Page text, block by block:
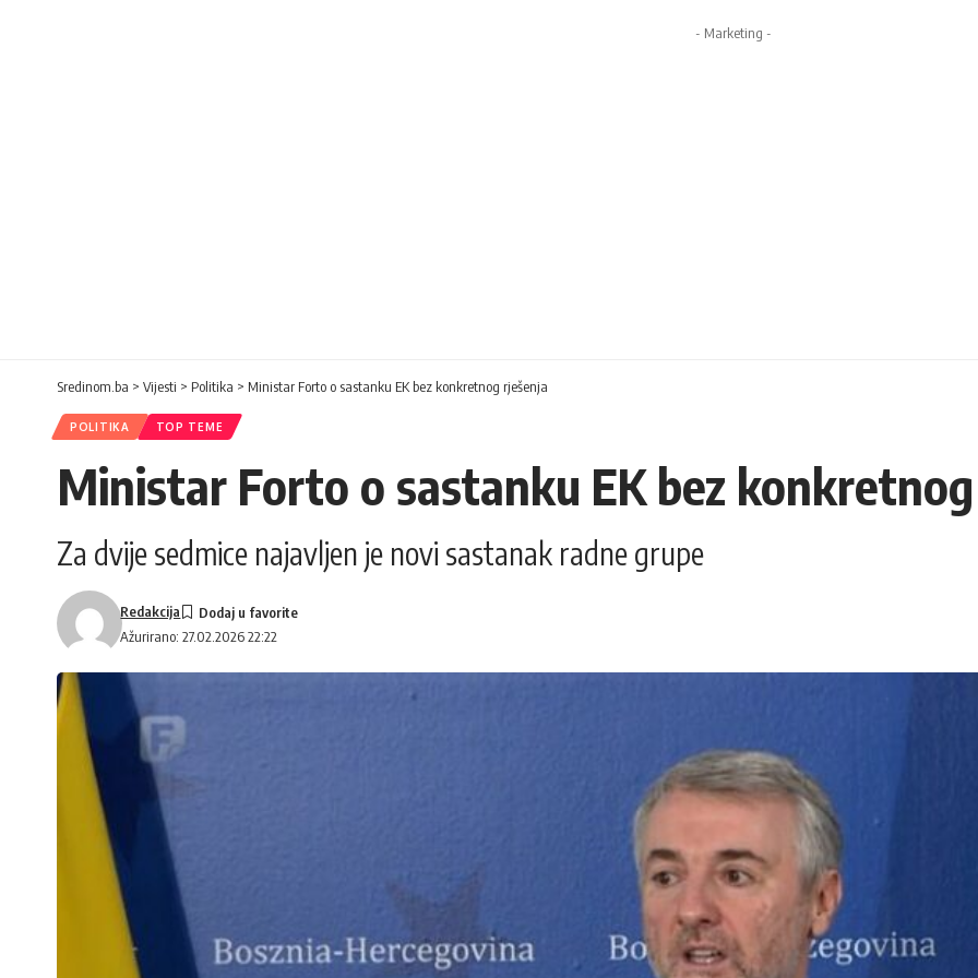
- Marketing -
Sredinom.ba > Vijesti > Politika > Ministar Forto o sastanku EK bez konkretnog rješenja
POLITIKA TOP TEME
Ministar Forto o sastanku EK bez
Za dvije sedmice najavljen je novi sastanak radne grupe
Ažurirano: 27.02.2026 22:22
Redakcija